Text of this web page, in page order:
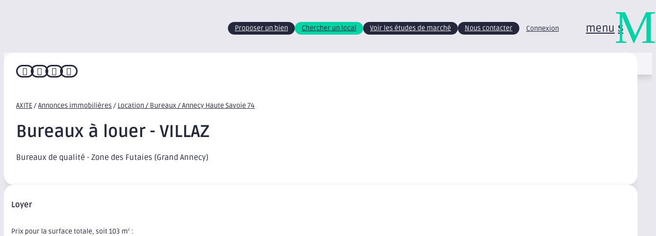
Proposer un bien Chercher un local Voir les études de marché Nous contacter Connexion menu
   
AXITE/Annonces immobilières / Location / Bureaux / Annecy Haute Savoie 74
Bureaux à louer - VILLAZ
Bureaux de qualité - Zone des Futaies (Grand Annecy)
Loyer
Prix pour la surface totale, soit 103 m2 :
M